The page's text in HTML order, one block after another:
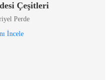
Çeşitleri
Perde
İncele